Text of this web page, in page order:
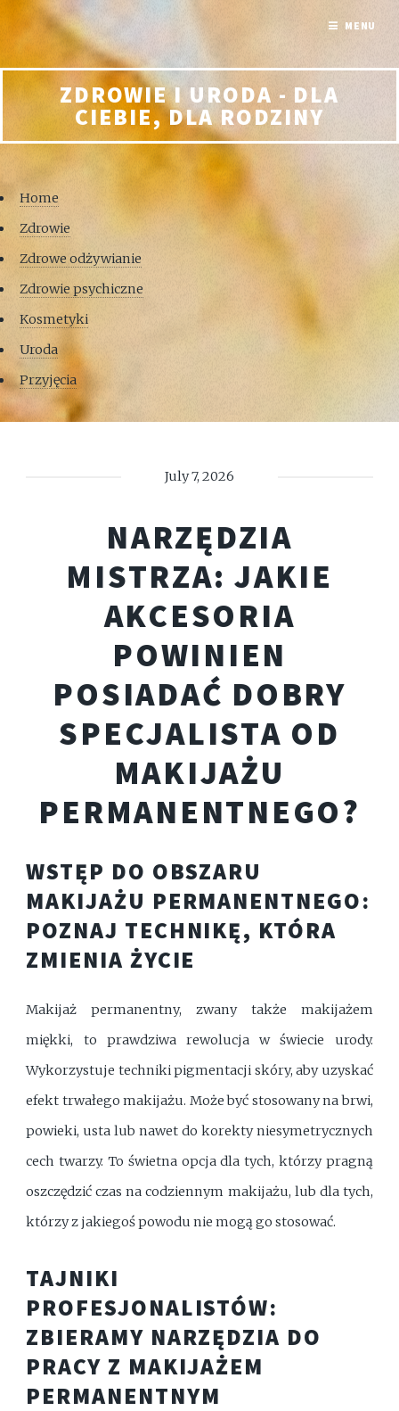
ZDROWIE I URODA - DLA
CIEBIE, DLA RODZINY
Home
Zdrowie
Zdrowe odżywianie
Zdrowie psychiczne
Kosmetyki
Uroda
Przyjęcia
July 7, 2026
NARZĘDZIA
MISTRZA: JAKIE
AKCESORIA
POWINIEN
POSIADAĆ DOBRY
SPECJALISTA OD
MAKIJAŻU
PERMANENTNEGO?
WSTĘP DO OBSZARU
MAKIJAŻU PERMANENTNEGO:
POZNAJ TECHNIKĘ, KTÓRA
ZMIENIA ŻYCIE
Makijaż permanentny, zwany także makijażem
miękki, to prawdziwa rewolucja w świecie urody.
Wykorzystuje techniki pigmentacji skóry, aby uzyskać
efekt trwałego makijażu. Może być stosowany na brwi,
powieki, usta lub nawet do korekty niesymetrycznych
cech twarzy. To świetna opcja dla tych, którzy pragną
oszczędzić czas na codziennym makijażu, lub dla tych,
którzy z jakiegoś powodu nie mogą go stosować.
TAJNIKI
PROFESJONALISTÓW:
ZBIERAMY NARZĘDZIA DO
PRACY Z MAKIJAŻEM
PERMANENTNYM
MENU